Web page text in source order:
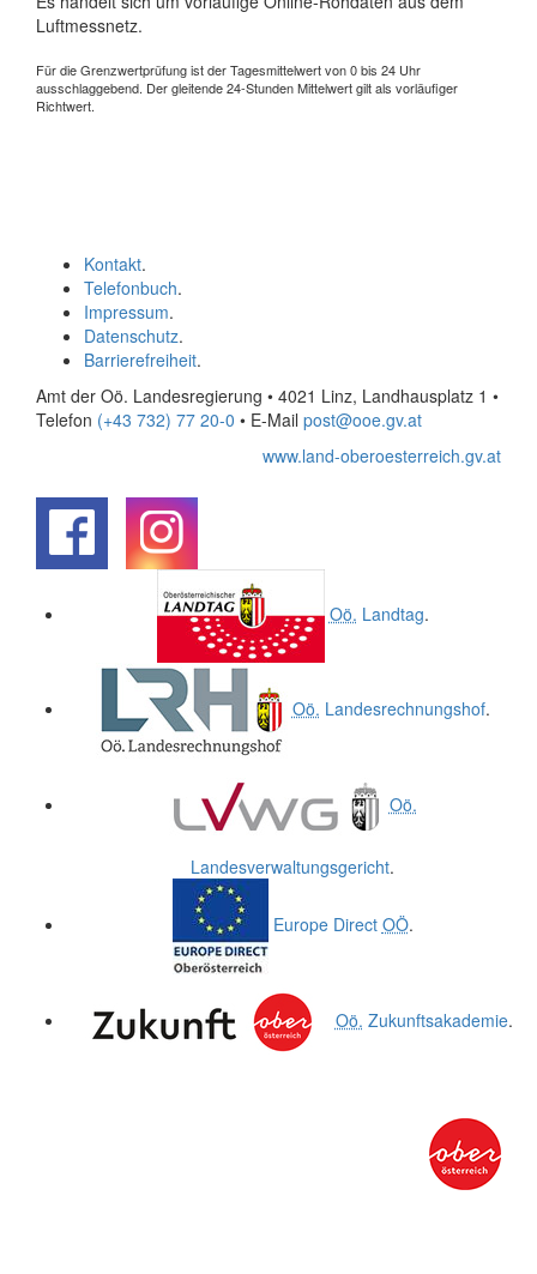
Luftmessnetz.
Für die Grenzwertprüfung ist der Tagesmittelwert von 0 bis 24 Uhr
ausschlaggebend. Der gleitende 24-Stunden Mittelwert gilt als vorläufiger
Richtwert.
Kontakt.
Telefonbuch.
Impressum.
Datenschutz.
Barrierefreiheit.
Amt der Oö. Landesregierung • 4021 Linz, Landhausplatz 1 •
Telefon (+43 732) 77 20-0 • E-Mail post@ooe.gv.at
www.land-oberoesterreich.gv.at
Oö. Landtag.
Oö. Landesrechnungshof.
Oö.
Landesverwaltungsgericht.
Europe Direct OÖ.
Oö. Zukunftsakademie.